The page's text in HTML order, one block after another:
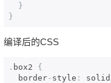
}
}
编译后的CSS
. box2 {
  border
- style : solid